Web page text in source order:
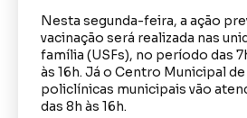
Nesta segunda-feira, a ação
vacinação será realizada nas
família (USFs), no período das 7h
às 16h. Já o Centro Municipal
policlínicas municipais vão
das 8h às 16h.